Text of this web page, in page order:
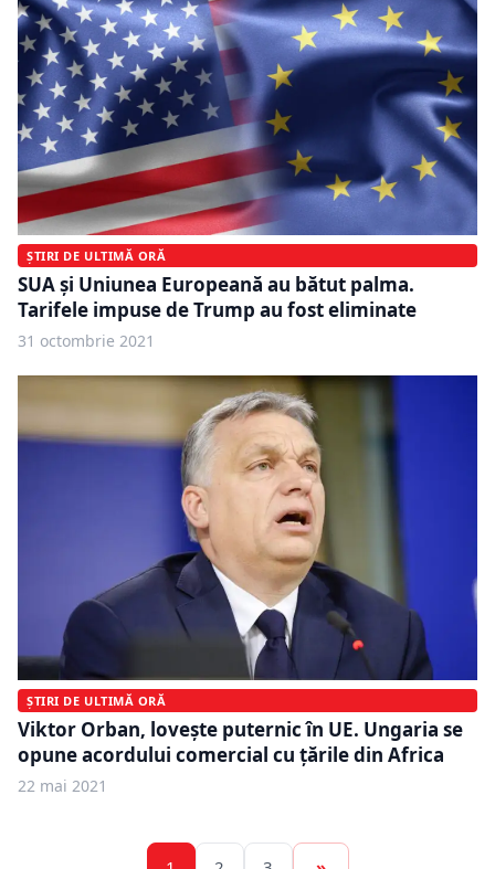
ȘTIRI DE ULTIMĂ ORĂ
SUA şi Uniunea Europeană au bătut palma.
Tarifele impuse de Trump au fost eliminate
31 octombrie 2021
ȘTIRI DE ULTIMĂ ORĂ
Viktor Orban, lovește puternic în UE. Ungaria se
opune acordului comercial cu ţările din Africa
22 mai 2021